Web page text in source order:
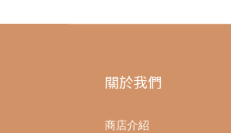
關於我們
商店介紹